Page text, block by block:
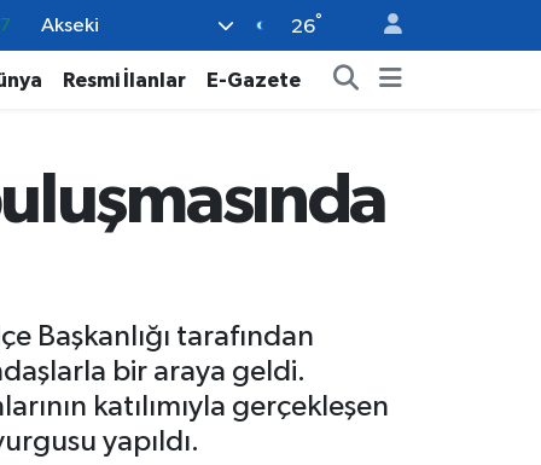
Akseki 26°
Resmi İlanlar E-Gazete
Başkanlığı tarafından
bir araya geldi.
katılımıyla gerçekleşen
yapıldı.